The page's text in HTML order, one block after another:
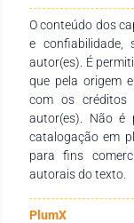
empenho,
finalização desta
um recurso
necessidades de
ensino e demais
O conteúdo dos
e confiabilidade,
autor(es). É
que pela origem
com os créditos
autor(es). Não é
catalogação em
para fins
autorais do texto.
PlumX